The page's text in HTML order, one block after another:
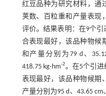
红豆品种为研究材料，通
荚数、百粒重和产量表现
评价。结果表明：在9个
合表现最好，该品种物候
和产量分别为79 d、
418.75 kg·hm-2。在5个引
表现最好，该品种物候期
产量分别为95 d、43.65 cm